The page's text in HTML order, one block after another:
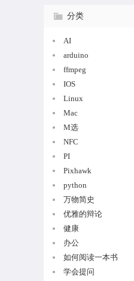
分类
AI
arduino
ffmpeg
IOS
Linux
Mac
M选
NFC
PI
Pixhawk
python
万物简史
优雅的辩论
健康
办公
如何阅读一本书
学会提问